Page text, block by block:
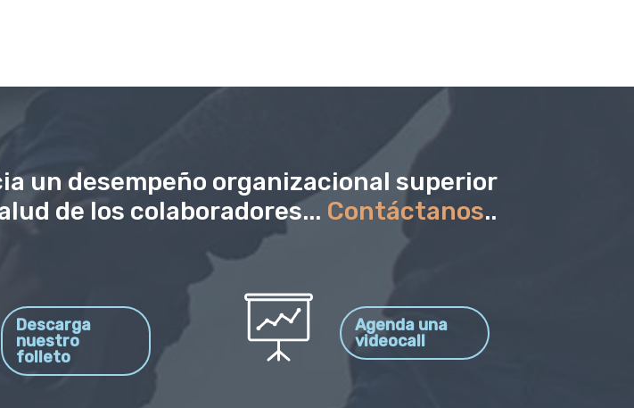
un desempeño organizacional superior
de los colaboradores... Contáctanos..
Descarga
nuestro
folleto
Agenda una
videocall